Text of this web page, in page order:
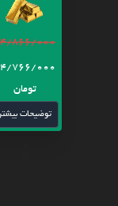
866/000
766/000
تومان
توضیحات بیشتر